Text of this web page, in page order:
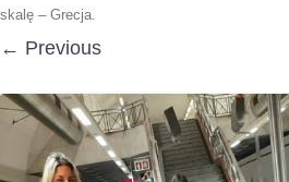
skalę – Grecja.
← Previous